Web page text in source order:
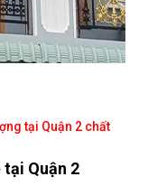
tại Quận 2 chất
Quận 2